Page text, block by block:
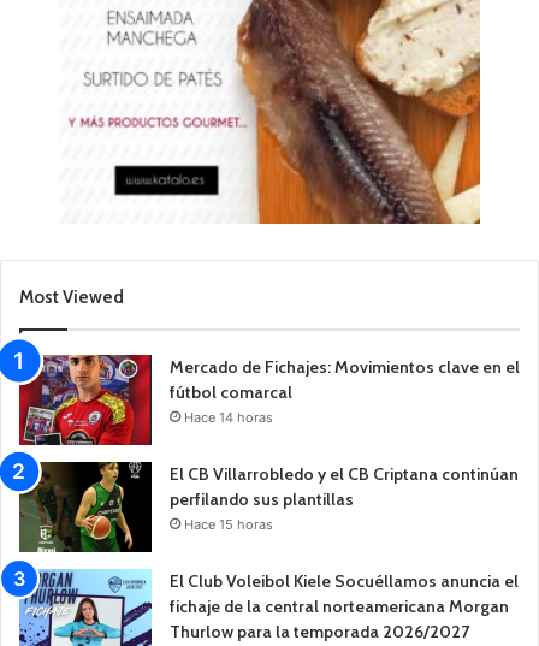
Most Viewed
Mercado de Fichajes: Movimientos clave en el
fútbol comarcal
Hace 14 horas
El CB Villarrobledo y el CB Criptana continúan
perfilando sus plantillas
Hace 15 horas
El Club Voleibol Kiele Socuéllamos anuncia el
fichaje de la central norteamericana Morgan
Thurlow para la temporada 2026/2027